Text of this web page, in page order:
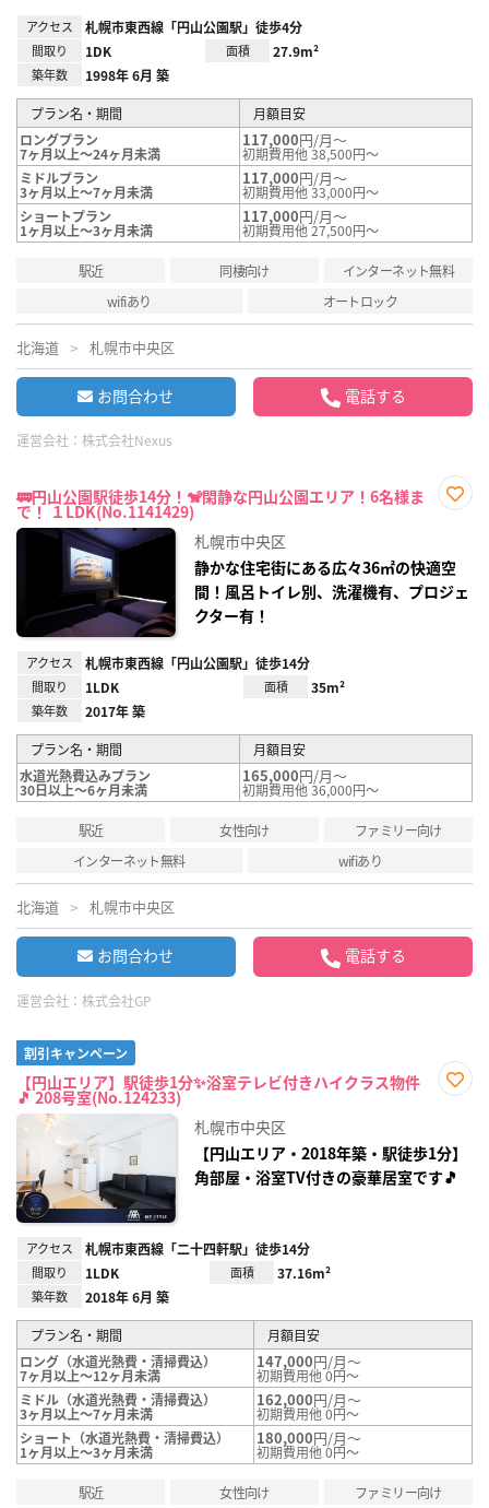
アクセス 札幌市東西線「円山公園駅」徒歩4分
間取り 1DK 面積 27.9m²
築年数 1998年 6月 築
プラン名・期間
月額目安
ロングプラン
7ヶ月以上～24ヶ月未満
117,000円/月～
初期費用他 38,500円～
ミドルプラン
3ヶ月以上～7ヶ月未満
117,000円/月～
初期費用他 33,000円～
ショートプラン
1ヶ月以上～3ヶ月未満
117,000円/月～
初期費用他 27,500円～
駅近 同棲向け
インターネット無料
wifiあり
オートロック
北海道 札幌市中央区
お問合わせ 電話する
運営会社： 株式会社Nexus
🚃円山公園駅徒歩14分！🐒閑静な円山公園エリア！6名様ま
で！ １LDK(No.1141429)
録
札幌市中央区
静かな住宅街にある広々36㎡の快適空
間！風呂トイレ別、洗濯機有、プロジェ
クター有！
アクセス 札幌市東西線「円山公園駅」徒歩14分
間取り 1LDK 面積 35m²
築年数 2017年 築
プラン名・期間
月額目安
水道光熱費込みプラン
30日以上～6ヶ月未満
165,000円/月～
初期費用他 36,000円～
駅近 女性向け
ファミリー向け
インターネット無料
wifiあり
北海道 札幌市中央区
お問合わせ 電話する
運営会社： 株式会社GP
割引キャンペーン
【円山エリア】駅徒歩1分✨浴室テレビ付きハイクラス物件
🎵 208号室(No.124233)
録
札幌市中央区
【円山エリア・2018年築・駅徒歩1分】
角部屋・浴室TV付きの豪華居室です🎵
アクセス 札幌市東西線「二十四軒駅」徒歩14分
間取り 1LDK 面積 37.16m²
築年数 2018年 6月 築
プラン名・期間
月額目安
ロング（水道光熱費・清掃費込）
7ヶ月以上～12ヶ月未満
147,000円/月～
初期費用他 0円～
ミドル（水道光熱費・清掃費込）
3ヶ月以上～7ヶ月未満
162,000円/月～
初期費用他 0円～
ショート（水道光熱費・清掃費込）
1ヶ月以上～3ヶ月未満
180,000円/月～
初期費用他 0円～
駅近 女性向け
ファミリー向け